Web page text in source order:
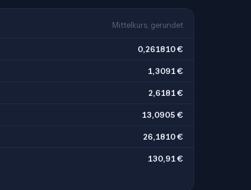
Mittelkurs, gerundet
0,261810 €
1,3091 €
2,6181 €
13,0905 €
26,1810 €
130,91 €